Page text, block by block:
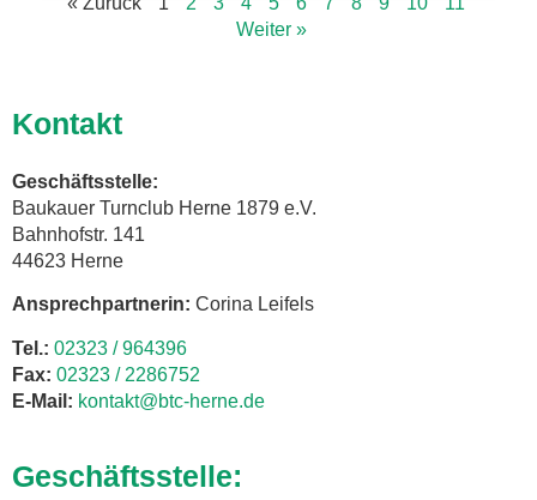
Weiter »
Kontakt
Geschäftsstelle:
Baukauer Turnclub Herne 1879 e.V.
Bahnhofstr. 141
44623 Herne
Ansprechpartnerin: Corina Leifels
Tel.: 02323 / 964396
Fax: 02323 / 2286752
E-Mail: kontakt@btc-herne.de
Geschäftsstelle: